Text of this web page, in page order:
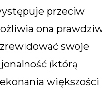
przeciw
ona
swoje
(którą
większości